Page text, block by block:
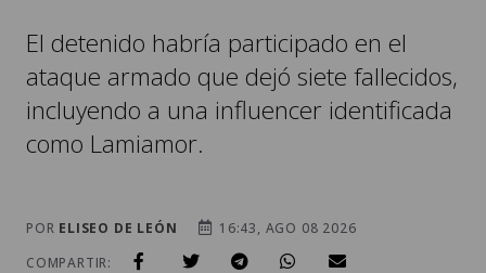
El detenido habría participado en el
ataque armado que dejó siete fallecidos,
incluyendo a una influencer identificada
como Lamiamor.
POR ELISEO DE LEÓN
16:43, AGO 08 2026
COMPARTIR: